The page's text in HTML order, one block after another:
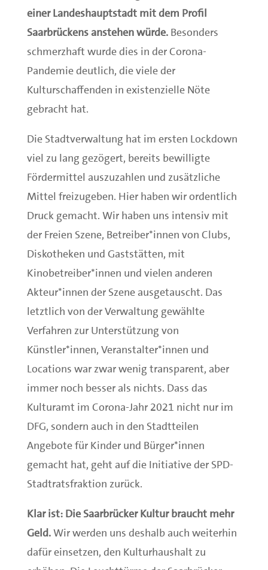
einer Landeshauptstadt mit dem Profil
Saarbrückens anstehen würde.Besonders
schmerzhaft wurde dies in der Corona-
Pandemie deutlich, die viele der
Kulturschaffenden in existenzielle Nöte
gebracht hat.
Die Stadtverwaltung hat im ersten Lockdown
viel zu lang gezögert, bereits bewilligte
Fördermittel auszuzahlen und zusätzliche
Mittel freizugeben. Hier haben wir ordentlich
Druck gemacht. Wir haben uns intensiv mit
der Freien Szene, Betreiber*innen von Clubs,
Diskotheken und Gaststätten, mit
Kinobetreiber*innen und vielen anderen
Akteur*innen der Szene ausgetauscht. Das
letztlich von der Verwaltung gewählte
Verfahren zur Unterstützung von
Künstler*innen, Veranstalter*innen und
Locations war zwar wenig transparent, aber
immer noch besser als nichts. Dass das
Kulturamt im Corona-Jahr 2021 nicht nur im
DFG, sondern auch in den Stadtteilen
Angebote für Kinder und Bürger*innen
gemacht hat, geht auf die Initiative der SPD-
Stadtratsfraktion zurück.
Klar ist: Die Saarbrücker Kultur braucht mehr
Geld.Wir werden uns deshalb auch weiterhin
dafür einsetzen, den Kulturhaushalt zu